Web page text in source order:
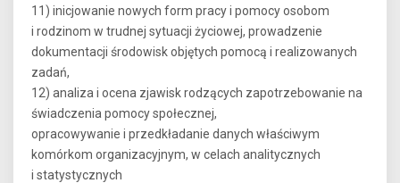
11) inicjowanie nowych form pracy i pomocy osobom
i rodzinom w trudnej sytuacji życiowej, prowadzenie
dokumentacji środowisk objętych pomocą i realizowanych
zadań,
12) analiza i ocena zjawisk rodzących zapotrzebowanie na
świadczenia pomocy społecznej,
opracowywanie i przedkładanie danych właściwym
komórkom organizacyjnym, w celach analitycznych
i statystycznych